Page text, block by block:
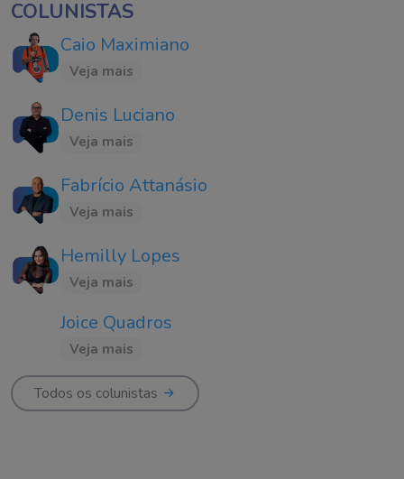
COLUNISTAS
Caio Maximiano
Veja mais
Denis Luciano
Veja mais
Fabrício Attanásio
Veja mais
Hemilly Lopes
Veja mais
Joice Quadros
Veja mais
Todos os colunistas